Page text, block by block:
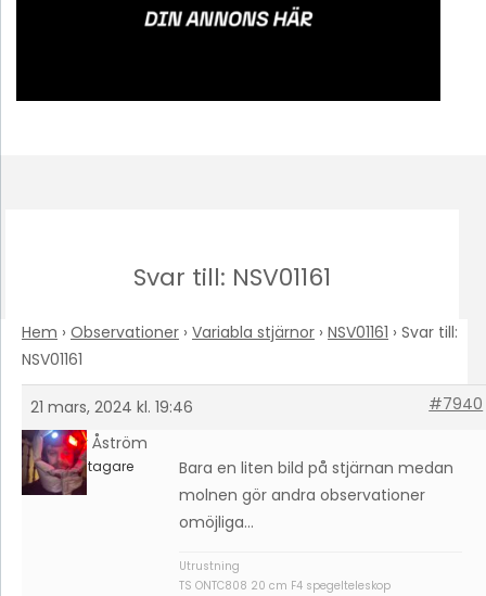
Svar till: NSV01161
Hem › Observationer › Variabla stjärnor › NSV01161 › Svar till:
NSV01161
21 mars, 2024 kl. 19:46
#7940
Petter Åström
Deltagare
Bara en liten bild på stjärnan medan
molnen gör andra observationer
omöjliga…
Utrustning
TS ONTC808 20 cm F4 spegelteleskop